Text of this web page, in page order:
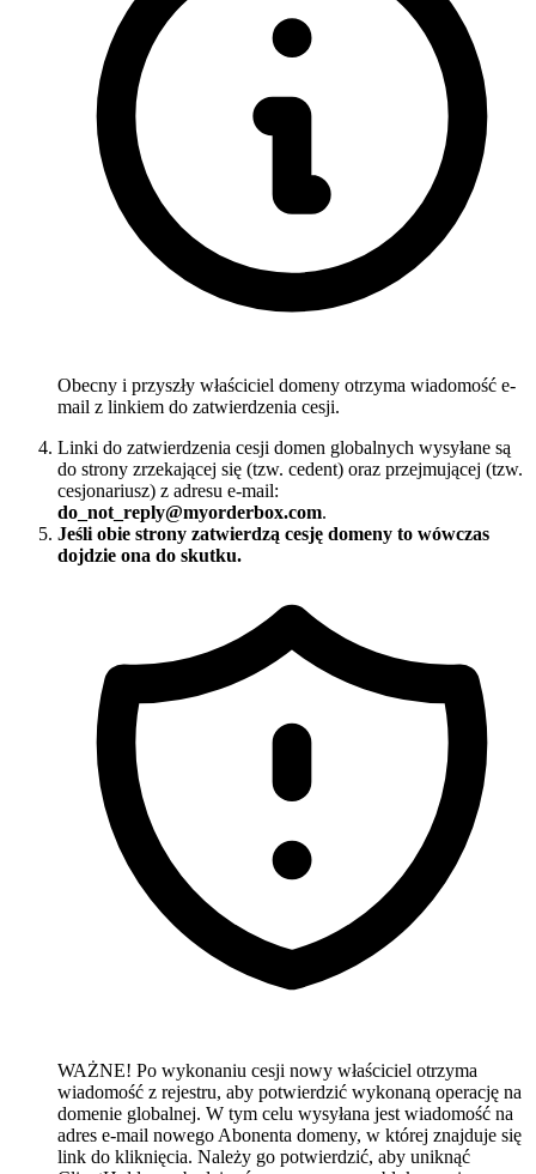
Obecny i przyszły właściciel domeny otrzyma wiadomość e-
mail z linkiem do zatwierdzenia cesji.
Linki do zatwierdzenia cesji domen globalnych wysyłane są
do strony zrzekającej się (tzw. cedent) oraz przejmującej (tzw.
cesjonariusz) z adresu e-mail:
do_not_reply@myorderbox.com.
Jeśli obie strony zatwierdzą cesję domeny to wówczas
dojdzie ona do skutku.
WAŻNE! Po wykonaniu cesji nowy właściciel otrzyma
wiadomość z rejestru, aby potwierdzić wykonaną operację na
domenie globalnej. W tym celu wysyłana jest wiadomość na
adres e-mail nowego Abonenta domeny, w której znajduje się
link do kliknięcia. Należy go potwierdzić, aby uniknąć